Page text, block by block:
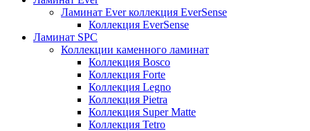
Ламинат Ever коллекция EverSense
Коллекция EverSense
Ламинат SPC
Коллекции каменного ламинат
Коллекция Bosco
Коллекция Forte
Коллекция Legno
Коллекция Pietra
Коллекция Super Matte
Коллекция Tetro